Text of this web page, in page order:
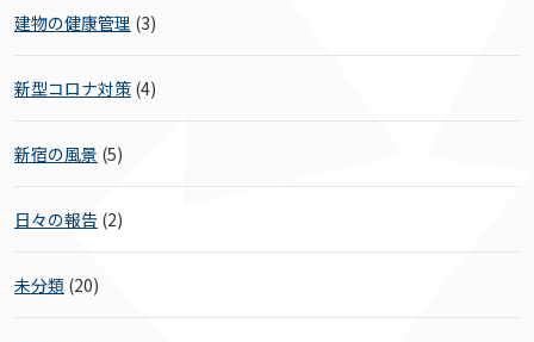
建物の健康管理 (3)
新型コロナ対策 (4)
新宿の風景 (5)
日々の報告 (2)
未分類 (20)